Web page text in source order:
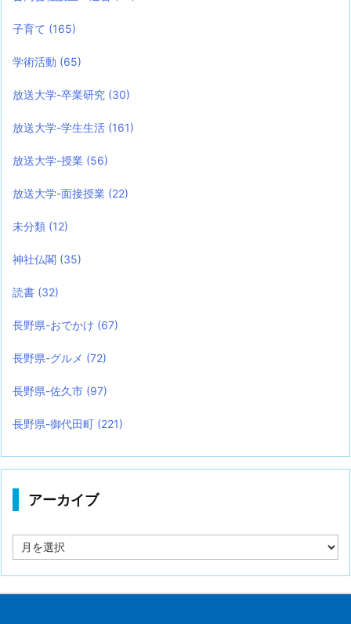
子育て (165)
学術活動 (65)
放送大学-卒業研究 (30)
放送大学-学生生活 (161)
放送大学-授業 (56)
放送大学-面接授業 (22)
未分類 (12)
神社仏閣 (35)
読書 (32)
長野県-おでかけ (67)
長野県-グルメ (72)
長野県-佐久市 (97)
長野県-御代田町 (221)
アーカイブ
ー